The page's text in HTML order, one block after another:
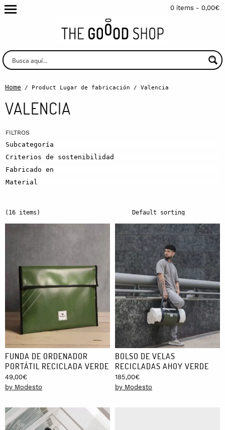
0 items - 0,00€
Home / Product Lugar de fabricación / Valencia
VALENCIA
Subcategoría
Criterios de sostenibilidad
Fabricado en
Material
(16 items)
FUNDA DE ORDENADOR
PORTÁTIL RECICLADA VERDE
49,00€
by Modesto
BOLSO DE VELAS
RECICLADAS AHOY VERDE
185,00€
by Modesto